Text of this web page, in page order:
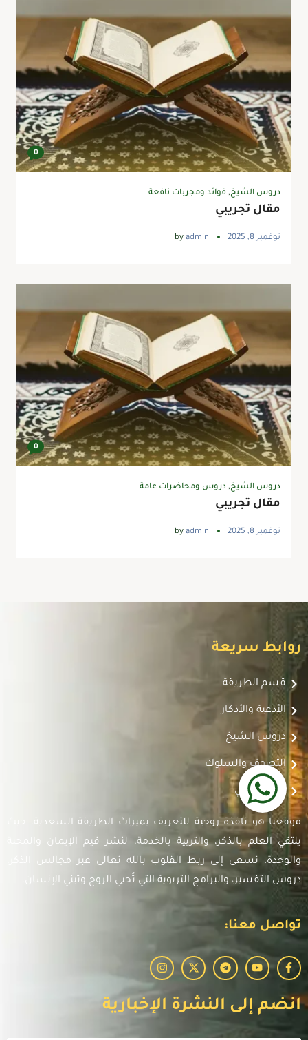
0
دروس الشيخ, فوائد ومجربات نافعة
مقال تجريبي
نوفمبر 8, 2025 by admin
0
دروس الشيخ, دروس ومحاضرات عامة
مقال تجريبي
نوفمبر 8, 2025 by admin
روابط سريعة
قسم الطريقة
الأدعية والأذكار
دروس الشيخ
التصوف والسلوك
أدعية صوتي
موقعنا هو نافذة روحية للتعريف بميراث الطريقة السعدية، حيث
يلتقي العلم بالذكر، والتربية بالخدمة، لنشر قيم الإيمان والمحبة
والوحدة. نسعى إلى ربط القلوب بالله تعالى عبر مجالس الذكر،
دروس التفسير، والبرامج التربوية التي تُحيي الروح وتبني الإنسان.
تواصل معنا:
انضم إلى النشرة الإخبارية